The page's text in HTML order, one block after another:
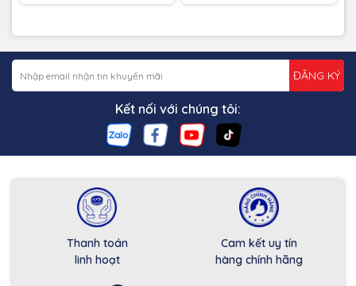
ĐĂNG KÝ
Kết nối với chúng tôi:
Thanh toán
linh hoạt
Cam kết uy tín
hàng chính hãng